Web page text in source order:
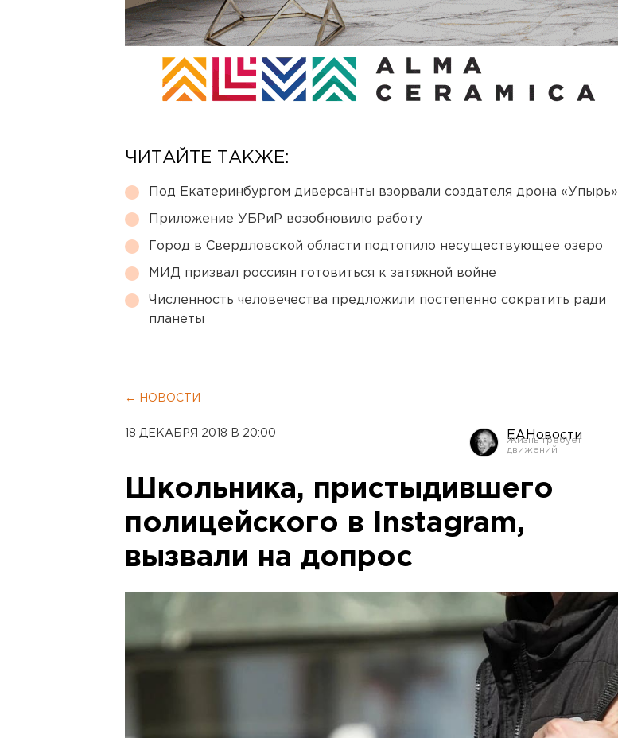
ЧИТАЙТЕ ТАКЖЕ:
Под Екатеринбургом диверсанты взорвали создателя дрона «Упырь»
Приложение УБРиР возобновило работу
Город в Свердловской области подтопило несуществующее озеро
МИД призвал россиян готовиться к затяжной войне
Численность человечества предложили постепенно сократить ради
планеты
← НОВОСТИ
18 ДЕКАБРЯ 2018 В 20:00 ЕАНовости
Школьника, пристыдившего
полицейского в Instagram,
вызвали на допрос